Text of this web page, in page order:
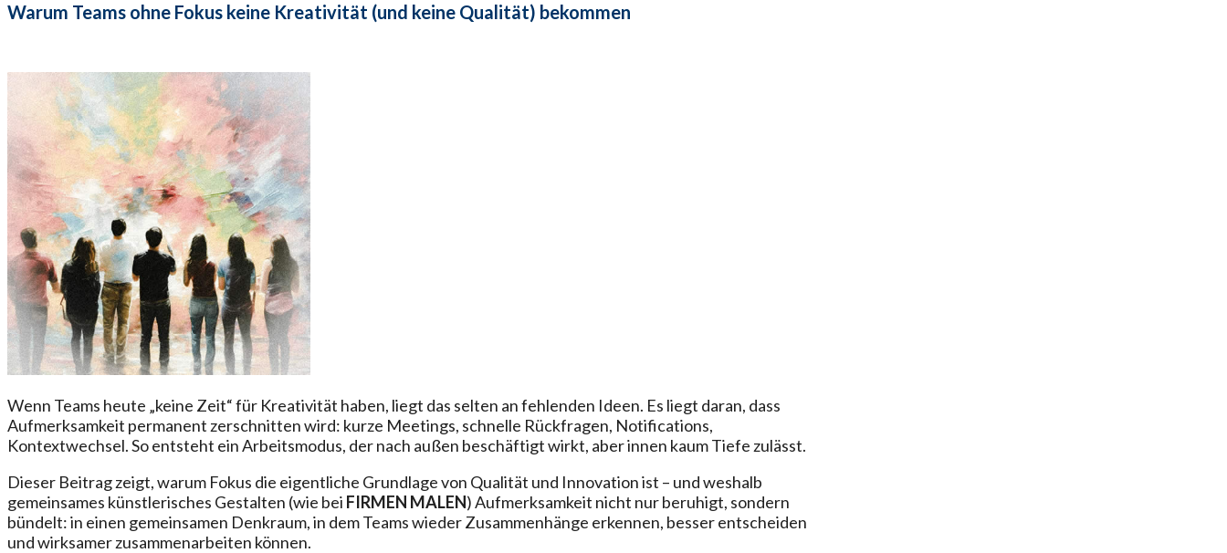
Warum Teams ohne Fokus keine Kreativität (und keine Qualität) bekommen
Wenn Teams heute „keine Zeit“ für Kreativität haben, liegt das selten an fehlenden Ideen. Es liegt daran, dass
Aufmerksamkeit permanent zerschnitten wird: kurze Meetings, schnelle Rückfragen, Notifications,
Kontextwechsel. So entsteht ein Arbeitsmodus, der nach außen beschäftigt wirkt, aber innen kaum Tiefe zulässt.
Dieser Beitrag zeigt, warum Fokus die eigentliche Grundlage von Qualität und Innovation ist – und weshalb
gemeinsames künstlerisches Gestalten (wie bei FIRMEN MALEN) Aufmerksamkeit nicht nur beruhigt, sondern
bündelt: in einen gemeinsamen Denkraum, in dem Teams wieder Zusammenhänge erkennen, besser entscheiden
und wirksamer zusammenarbeiten können.